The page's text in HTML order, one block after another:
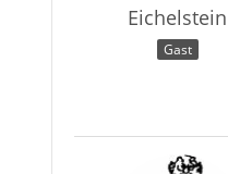
Eichelstein
Gast